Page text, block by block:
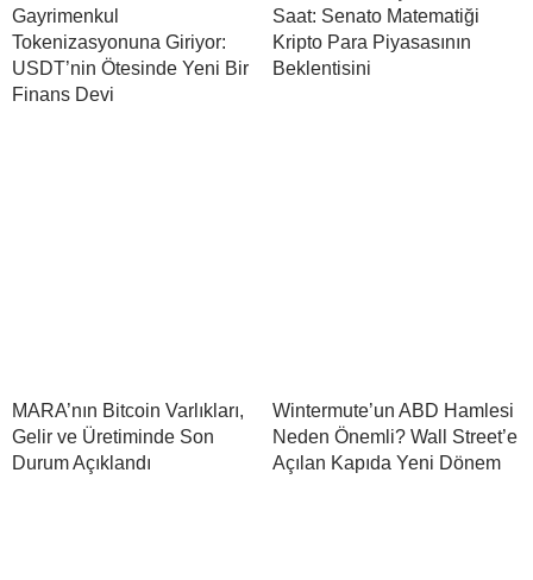
Gayrimenkul
Tokenizasyonuna Giriyor:
USDT’nin Ötesinde Yeni Bir
Finans Devi
Saat: Senato Matematiği
Kripto Para Piyasasının
Beklentisini
MARA’nın Bitcoin Varlıkları,
Gelir ve Üretiminde Son
Durum Açıklandı
Wintermute’un ABD Hamlesi
Neden Önemli? Wall Street’e
Açılan Kapıda Yeni Dönem